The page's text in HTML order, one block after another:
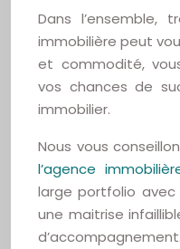
Dans l’ensemble,
immobilière peut
et commodité,
vos chances de
immobilier.
Nous vous
l’agence
large portfolio
une maitrise